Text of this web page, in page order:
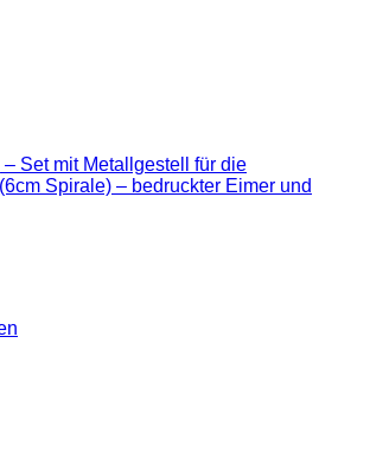
Set mit Metallgestell für die
Spirale) – bedruckter Eimer und